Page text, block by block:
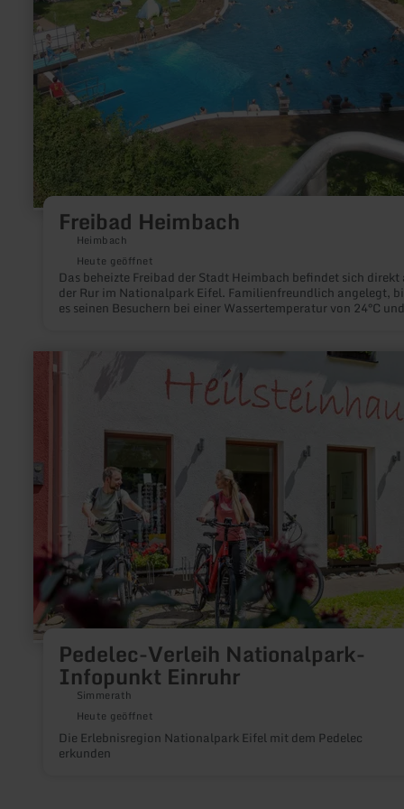
Freibad Heimbach
Heimbach
Heute geöffnet
Das beheizte Freibad der Stadt Heimbach befindet sich direkt
der Rur im Nationalpark Eifel. Familienfreundlich angelegt,
es seinen Besuchern bei einer Wassertemperatur von 24°C und
Pedelec-Verleih Nationalpark-
Infopunkt Einruhr
Simmerath
Heute geöffnet
Die Erlebnisregion Nationalpark Eifel mit dem Pedelec
erkunden
erfahren
Nationalpark-